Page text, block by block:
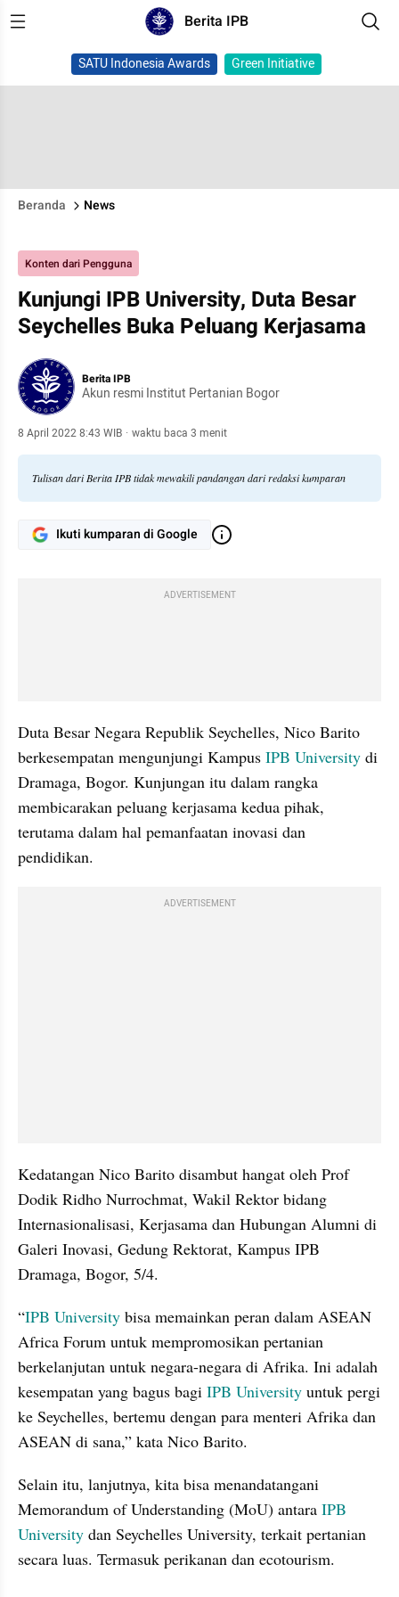
Berita IPB
SATU Indonesia Awards Green Initiative
Beranda News
Konten dari Pengguna
Kunjungi IPB University, Duta Besar
Seychelles Buka Peluang Kerjasama
Berita IPB
Akun resmi Institut Pertanian Bogor
8 April 2022 8:43 WIB · waktu baca 3 menit
Tulisan dari Berita IPB tidak mewakili pandangan dari redaksi kumparan
Ikuti kumparan di Google
ADVERTISEMENT
Duta Besar Negara Republik Seychelles, Nico Barito
berkesempatan mengunjungi Kampus IPB University di
Dramaga, Bogor. Kunjungan itu dalam rangka
membicarakan peluang kerjasama kedua pihak,
terutama dalam hal pemanfaatan inovasi dan
pendidikan.
ADVERTISEMENT
Kedatangan Nico Barito disambut hangat oleh Prof
Dodik Ridho Nurrochmat, Wakil Rektor bidang
Internasionalisasi, Kerjasama dan Hubungan Alumni di
Galeri Inovasi, Gedung Rektorat, Kampus IPB
Dramaga, Bogor, 5/4.
“IPB University bisa memainkan peran dalam ASEAN
Africa Forum untuk mempromosikan pertanian
berkelanjutan untuk negara-negara di Afrika. Ini adalah
kesempatan yang bagus bagi IPB University untuk pergi
ke Seychelles, bertemu dengan para menteri Afrika dan
ASEAN di sana,” kata Nico Barito.
Selain itu, lanjutnya, kita bisa menandatangani
Memorandum of Understanding (MoU) antara IPB
University dan Seychelles University, terkait pertanian
secara luas. Termasuk perikanan dan ecotourism.